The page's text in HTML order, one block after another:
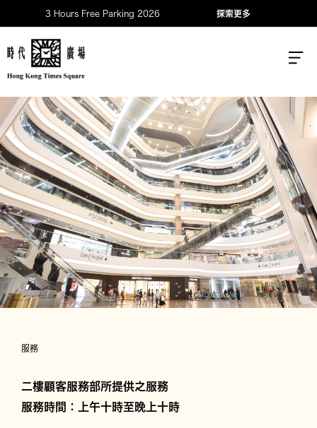
3 Hours Free Parking 2026 探索更多
服務
二樓顧客服務部所提供之服務
服務時間：上午十時至晚上十時